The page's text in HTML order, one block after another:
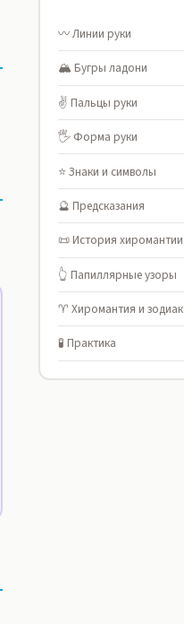
〰️ Линии руки
🏔️ Бугры ладони
✌️ Пальцы руки
🖐️ Форма руки
⭐ Знаки и символы
🔮 Предсказания
📜 История хиромантии
👆 Папиллярные узоры
♈ Хиромантия и зодиак
🧪 Практика